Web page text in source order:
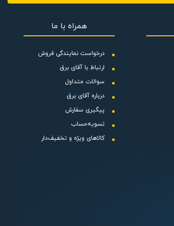
همراه با ما
درخواست نمایندگی فروش
ارتباط با آقای برق
سوالات متداول
درباره آقای برق
پیگیری سفارش
تسویه‌حساب
کالاهای ویژه و تخفیف‌دار